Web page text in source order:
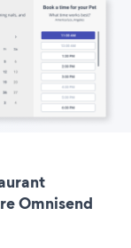
Omnisend